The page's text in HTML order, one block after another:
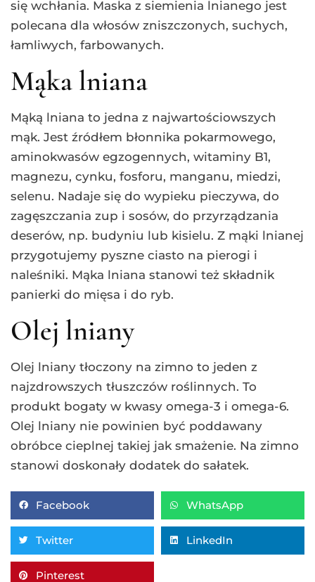
się wchłania. Maska z siemienia lnianego jest
polecana dla włosów zniszczonych, suchych,
łamliwych, farbowanych.
Mąka lniana
Mąką lniana to jedna z najwartościowszych
mąk. Jest źródłem błonnika pokarmowego,
aminokwasów egzogennych, witaminy B1,
magnezu, cynku, fosforu, manganu, miedzi,
selenu. Nadaje się do wypieku pieczywa, do
zagęszczania zup i sosów, do przyrządzania
deserów, np. budyniu lub kisielu. Z mąki lnianej
przygotujemy pyszne ciasto na pierogi i
naleśniki. Mąka lniana stanowi też składnik
panierki do mięsa i do ryb.
Olej lniany
Olej lniany tłoczony na zimno to jeden z
najzdrowszych tłuszczów roślinnych. To
produkt bogaty w kwasy omega-3 i omega-6.
Olej lniany nie powinien być poddawany
obróbce cieplnej takiej jak smażenie. Na zimno
stanowi doskonały dodatek do sałatek.
Facebook WhatsApp
Twitter LinkedIn
Pinterest